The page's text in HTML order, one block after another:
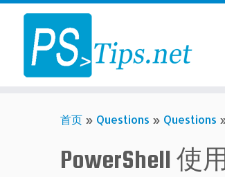
Skip
content
首页 » Questions » Questions
PowerShell